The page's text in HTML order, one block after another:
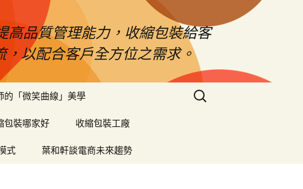
高品質管理能力，收縮包裝給客
以配合客戶全方位之需求。
的「微笑曲線」美學
包裝哪家好 收縮包裝工廠
式 葉和軒談電商未來趨勢
搜
尋